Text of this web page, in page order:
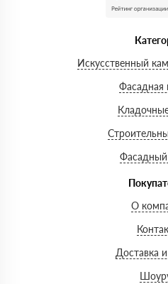
Искусственный
Фасадная
О
Доставка